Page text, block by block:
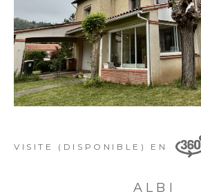
VISITE (DISPONIBLE) EN
ALBI